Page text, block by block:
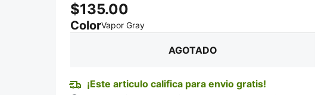
$135.00
ColorVapor Gray:
AGOTADO
¡Este articulo califica para envio gratis!